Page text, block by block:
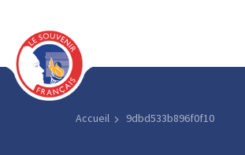
Accueil 9dbd533b896f0f10